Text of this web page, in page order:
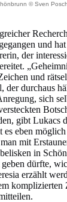
© Sven Posch
und
der
und
der durchaus
sich
gibt Lukacs
eben
mit
in
dürfte,
erzählt
komplizierten